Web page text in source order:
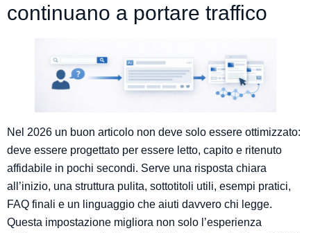
continuano a portare traffico
Nel 2026 un buon articolo non deve solo essere ottimizzato:
deve essere progettato per essere letto, capito e ritenuto
affidabile in pochi secondi. Serve una risposta chiara
all’inizio, una struttura pulita, sottotitoli utili, esempi pratici,
FAQ finali e un linguaggio che aiuti davvero chi legge.
Questa impostazione migliora non solo l’esperienza